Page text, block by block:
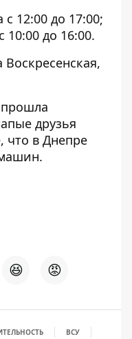
12:00 до 17:00;
10:00 до 16:00.
друзья
что в Днепре
.
😆 😡
ВСУ